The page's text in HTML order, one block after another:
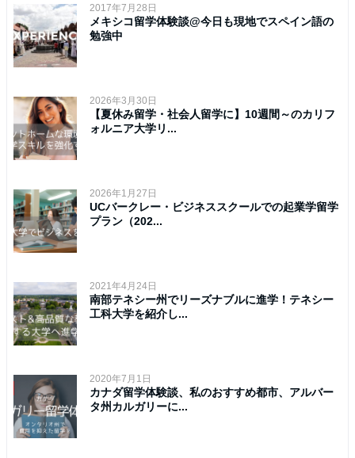
2017年7月28日
メキシコ留学体験談@今日も現地でスペイン語の
勉強中
2026年3月30日
【夏休み留学・社会人留学に】10週間～のカリフ
ォルニア大学リ...
2026年1月27日
UCバークレー・ビジネススクールでの起業学留学
プラン（202...
2021年4月24日
南部テネシー州でリーズナブルに進学！テネシー
工科大学を紹介し...
2020年7月1日
カナダ留学体験談、私のおすすめ都市、アルバー
タ州カルガリーに...